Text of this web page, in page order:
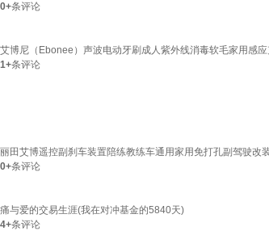
0+条评论
艾博尼（Ebonee）声波电动牙刷成人紫外线消毒软毛家用感
1+条评论
丽田艾博遥控副刹车装置陪练教练车通用家用免打孔副驾驶改
0+条评论
痛与爱的交易生涯(我在对冲基金的5840天)
4+条评论